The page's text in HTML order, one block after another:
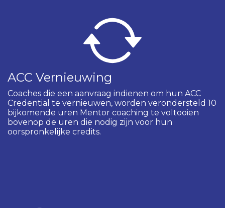
ACC Vernieuwing
Coaches die een aanvraag indienen om hun ACC
Credential te vernieuwen, worden verondersteld 10
bijkomende uren Mentor coaching te voltooien
bovenop de uren die nodig zijn voor hun
oorspronkelijke credits.